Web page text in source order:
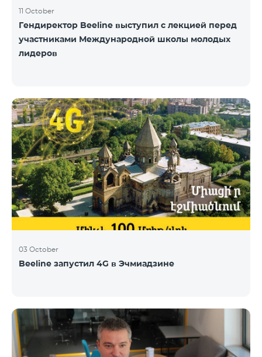
11 October
Гендиректор Beeline выступил с лекцией перед
участниками Международной школы молодых
лидеров
03 October
Beeline запустил 4G в Эчмиадзине